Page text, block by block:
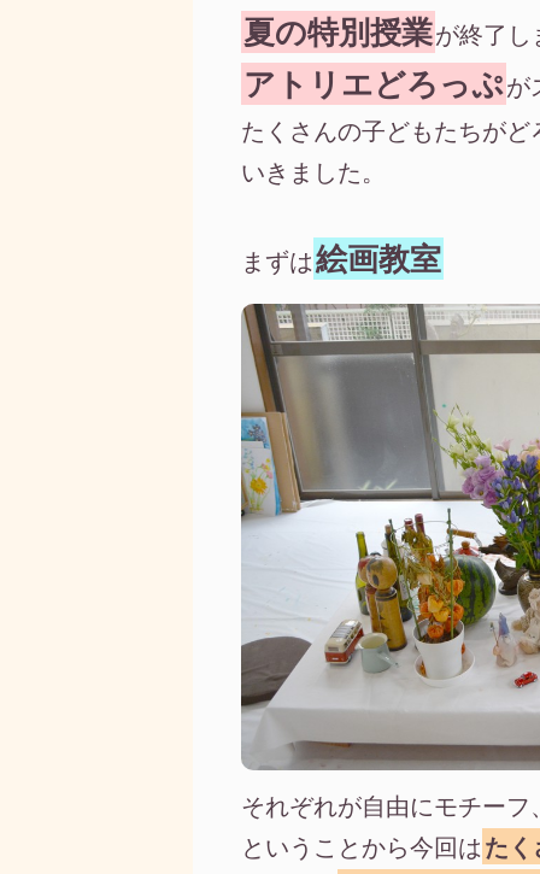
夏の特別授業が終了し
アトリエどろっぷが
たくさんの子どもたちが
いきました。
まずは絵画教室
それぞれが自由にモチー
ということから今回は たく